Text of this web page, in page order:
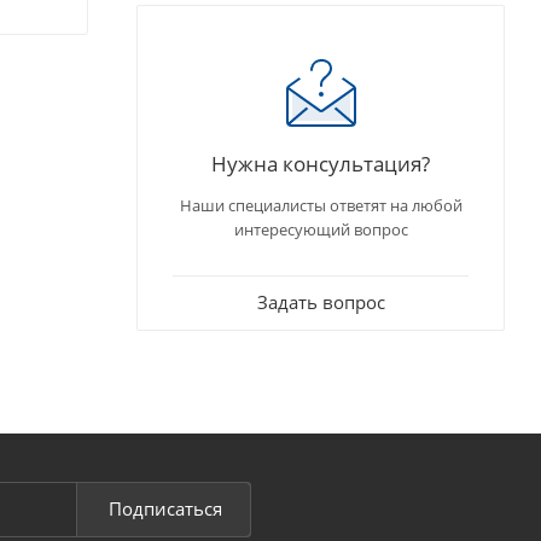
Нужна консультация?
Наши специалисты ответят на любой
интересующий вопрос
Задать вопрос
Подписаться